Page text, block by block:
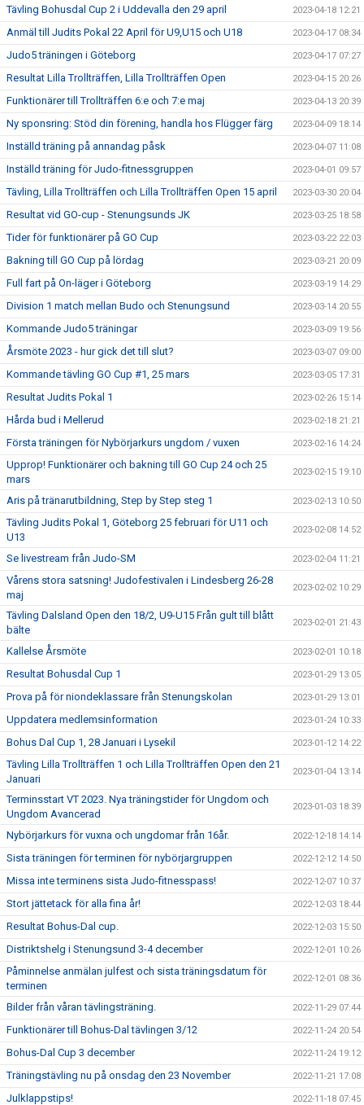
Tävling Bohusdal Cup 2 i Uddevalla den 29 april 2023-04-18 12:21
Anmäl till Judits Pokal 22 April för U9,U15 och U18 2023-04-17 08:34
Judo5 träningen i Göteborg 2023-04-17 07:27
Resultat Lilla Trollträffen, Lilla Trollträffen Open 2023-04-15 20:26
Funktionärer till Trollträffen 6:e och 7:e maj 2023-04-13 20:39
Ny sponsring: Stöd din förening, handla hos Flügger färg 2023-04-09 18:14
Inställd träning på annandag påsk 2023-04-07 11:08
Inställd träning för Judo-fitnessgruppen 2023-04-01 09:57
Tävling, Lilla Trollträffen och Lilla Trollträffen Open 15 april 2023-03-30 20:04
Resultat vid GO-cup - Stenungsunds JK 2023-03-25 18:58
Tider för funktionärer på GO Cup 2023-03-22 22:03
Bakning till GO Cup på lördag 2023-03-21 20:09
Full fart på On-läger i Göteborg 2023-03-19 14:29
Division 1 match mellan Budo och Stenungsund 2023-03-14 20:55
Kommande Judo5 träningar 2023-03-09 19:56
Årsmöte 2023 - hur gick det till slut? 2023-03-07 09:00
Kommande tävling GO Cup #1, 25 mars 2023-03-05 17:31
Resultat Judits Pokal 1 2023-02-26 15:14
Hårda bud i Mellerud 2023-02-18 21:21
Första träningen för Nybörjarkurs ungdom / vuxen 2023-02-16 14:24
Upprop! Funktionärer och bakning till GO Cup 24 och 25
mars
2023-02-15 19:10
Aris på tränarutbildning, Step by Step steg 1 2023-02-13 10:50
Tävling Judits Pokal 1, Göteborg 25 februari för U11 och
U13
2023-02-08 14:52
Se livestream från Judo-SM 2023-02-04 11:21
Vårens stora satsning! Judofestivalen i Lindesberg 26-28
maj
2023-02-02 10:29
Tävling Dalsland Open den 18/2, U9-U15 Från gult till blått
bälte
2023-02-01 21:43
Kallelse Årsmöte 2023-02-01 10:18
Resultat Bohusdal Cup 1 2023-01-29 13:05
Prova på för niondeklassare från Stenungskolan 2023-01-29 13:01
Uppdatera medlemsinformation 2023-01-24 10:33
Bohus Dal Cup 1, 28 Januari i Lysekil 2023-01-12 14:22
Tävling Lilla Trollträffen 1 och Lilla Trollträffen Open den 21
Januari
2023-01-04 13:14
Terminsstart VT 2023. Nya träningstider för Ungdom och
Ungdom Avancerad
2023-01-03 18:39
Nybörjarkurs för vuxna och ungdomar från 16år. 2022-12-18 14:14
Sista träningen för terminen för nybörjargruppen 2022-12-12 14:50
Missa inte terminens sista Judo-fitnesspass! 2022-12-07 10:37
Stort jättetack för alla fina år! 2022-12-03 18:44
Resultat Bohus-Dal cup. 2022-12-03 15:50
Distriktshelg i Stenungsund 3-4 december 2022-12-01 10:26
Påminnelse anmälan julfest och sista träningsdatum för
terminen
2022-12-01 08:36
Bilder från våran tävlingsträning. 2022-11-29 07:44
Funktionärer till Bohus-Dal tävlingen 3/12 2022-11-24 20:54
Bohus-Dal Cup 3 december 2022-11-24 19:12
Träningstävling nu på onsdag den 23 November 2022-11-21 17:08
Julklappstips! 2022-11-18 07:45